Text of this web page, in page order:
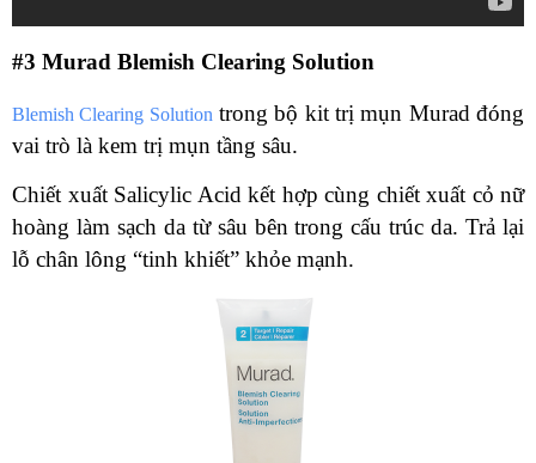
#3 Murad Blemish Clearing Solution
Blemish Clearing Solutiontrong bộ kit trị mụn Murad đóng
vai trò là kem trị mụn tầng sâu.
Chiết xuất Salicylic Acid kết hợp cùng chiết xuất cỏ nữ
hoàng làm sạch da từ sâu bên trong cấu trúc da. Trả lại
lỗ chân lông “tinh khiết” khỏe mạnh.